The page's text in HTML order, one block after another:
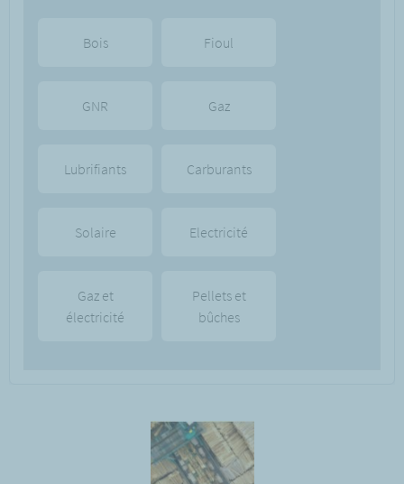
Bois Fioul
GNR Gaz
Lubrifiants Carburants
Solaire Electricité
Gaz et
électricité
Pellets et
bûches